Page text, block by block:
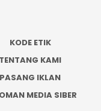
KODE ETIK
TENTANG KAMI
PASANG IKLAN
MEDIA SIBER